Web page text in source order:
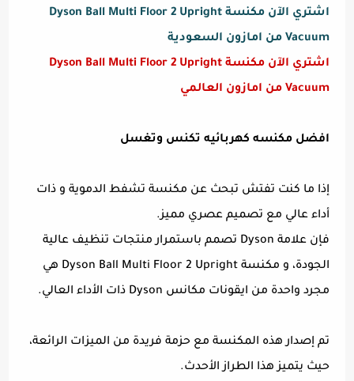
اشتري الآن مكنسة Dyson Ball Multi Floor 2 Upright
Vacuum من امازون السعودية
اشتري الآن مكنسة Dyson Ball Multi Floor 2 Upright
Vacuum من امازون العالمي
افضل مكنسه كهربائيه تكنس وتغسل
إذا ما كنت تفتش تبحث عن مكنسة تشفط الدموية و ذات
أداء عالي مع تصميم عصري مميز.
فإن علامة Dyson تصمم باستمرار منتجات تنظيف عالية
الجودة، و مكنسة Dyson Ball Multi Floor 2 Upright هي
مجرد واحدة من ايقونات مكانس Dyson ذات الأداء العالي.
تم إصدار هذه المكنسة مع حزمة فريدة من الميزات الرائعة،
حيث يتميز هذا الطراز الأحدث.